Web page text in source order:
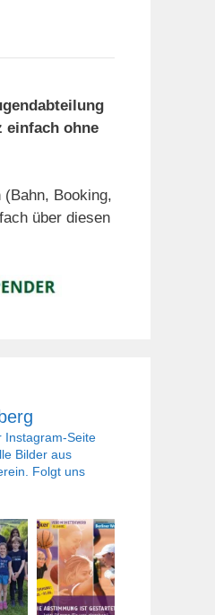
einfach ohne
(Bahn, Booking,
über diesen
Instagram-Seite
Bilder aus
Folgt uns